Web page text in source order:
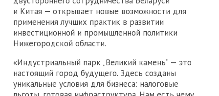
и Китая — открывает новые возможности для
применения лучших практик в развитии
инвестиционной и промышленной политики
Нижегородской области.
«Индустриальный парк „Великий камень“ — это
настоящий город будущего. Здесь созданы
уникальные условия для бизнеса: налоговые